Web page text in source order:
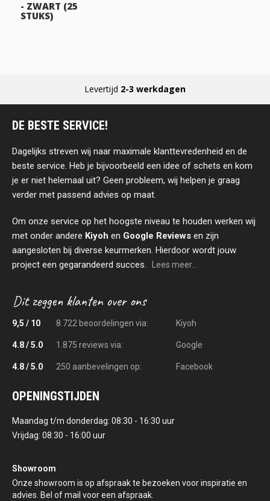
- ZWART (25
STUKS)
Levertijd 2-3 werkdagen
DE BESTE SERVICE!
Dagelijks streven wij naar maximale klanttevredenheid en de
beste service. Heb je bijvoorbeeld een idee of schets en kom
je er niet helemaal uit? Geen probleem, wij helpen je graag
verder met passend advies op maat.
Om onze service op het hoogste niveau te houden werken wij
met onder andere Kiyoh en Google Reviews en zijn
aangesloten bij diverse keurmerken. Hierdoor wordt jouw
project een gegarandeerd succes.
Lees meer...
9,5 / 10 8.722 beoordelingen via: Kiyoh
4.8 / 5.0 1.875 reviews via: Google
4.8 / 5.0 250 aanbevelingen op: Facebook
OPENINGSTIJDEN
Maandag t/m donderdag: 08:30 - 16:30 uur
Vrijdag: 08:30 - 16:00 uur
Showroom
Onze showroom is op afspraak te bezoeken voor inspiratie en
advies. Bel of mail voor een afspraak.